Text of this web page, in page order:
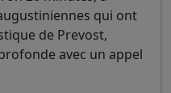
qui ont
de Prevost,
avec un appel